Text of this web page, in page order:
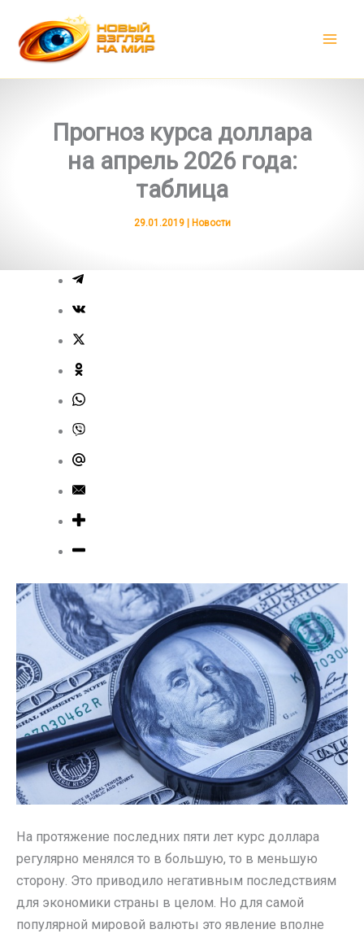
содержимому
Прогноз курса доллара
на апрель 2026 года:
таблица
29.01.2019 | Новости
На протяжение последних пяти лет курс доллара
регулярно менялся то в большую, то в меньшую
сторону. Это приводило негативным последствиям
для экономики страны в целом. Но для самой
популярной мировой валюты это явление вполне